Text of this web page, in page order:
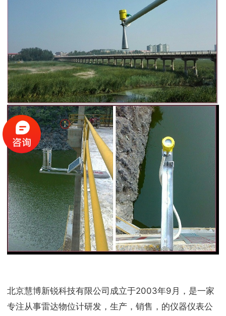
北京慧博新锐科技有限公司成立于2003年9月，是一家
专注从事雷达物位计研发，生产，销售，的仪器仪表公